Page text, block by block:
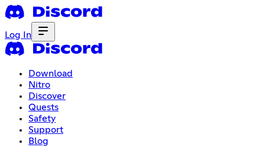
Log In
Download
Nitro
Discover
Quests
Safety
Support
Blog